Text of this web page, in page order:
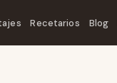
Recetarios Blog